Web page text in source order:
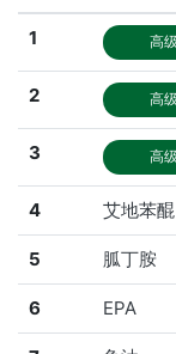
1 高
2 高
3 高
4 艾地苯醌
5 胍丁胺
6 EPA